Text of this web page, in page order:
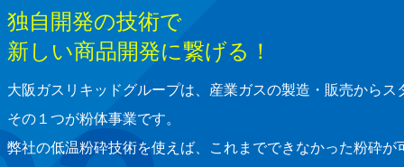
独自開発の技術で
新しい商品開発に繋げる！
大阪ガスリキッドグループは、産業ガスの製造・販売から
その１つが粉体事業です。
弊社の低温粉砕技術を使えば、これまでできなかった粉砕